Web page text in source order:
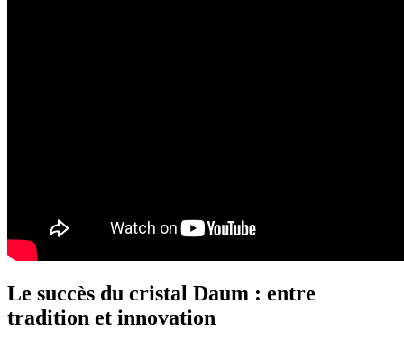
Le succès du cristal Daum : entre
tradition et innovation